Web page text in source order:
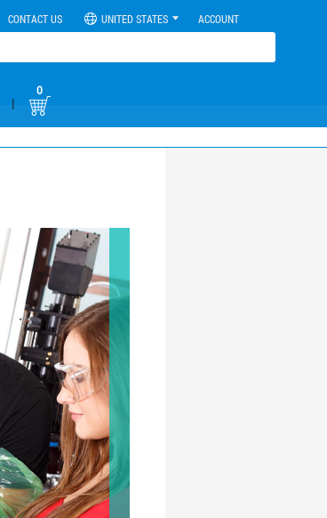
CONTACT US UNITED STATES ACCOUNT
|
0